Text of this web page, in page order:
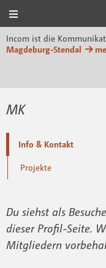
Incom ist die
Magdeburg-Stendal
MK
Info & Kontakt
Projekte
Du siehst als
dieser Profil-Seite.
Mitgliedern